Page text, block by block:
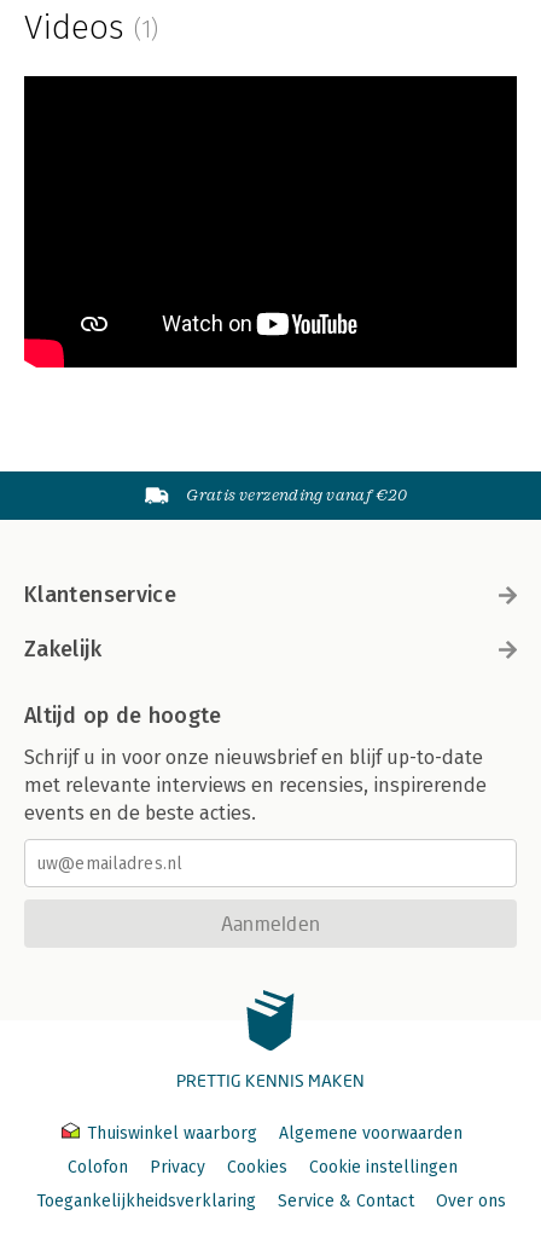
Videos (1)
Gratis verzending vanaf €20
Klantenservice
Zakelijk
Altijd op de hoogte
Schrijf u in voor onze nieuwsbrief en blijf up-to-date
met relevante interviews en recensies, inspirerende
events en de beste acties.
Aanmelden
PRETTIG KENNIS MAKEN
Thuiswinkel waarborg
Algemene voorwaarden
Colofon
Privacy Cookies
Cookie instellingen
Toegankelijkheidsverklaring
Service & Contact Over ons